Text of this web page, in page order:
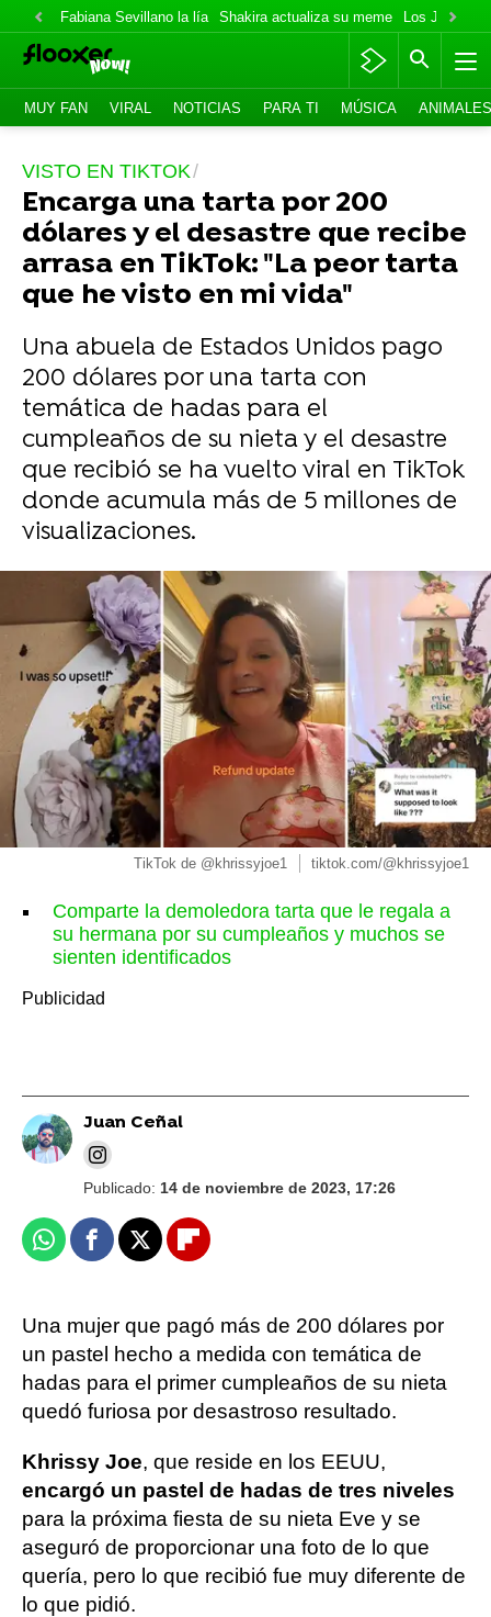
Fabiana Sevillano la lía Shakira actualiza su meme Los Jonas
MUY FAN VIRAL NOTICIAS PARA TI MÚSICA ANIMALES
VISTO EN TIKTOK
Encarga una tarta por 200
dólares y el desastre que recibe
arrasa en TikTok: "La peor tarta
que he visto en mi vida"
Una abuela de Estados Unidos pago
200 dólares por una tarta con
temática de hadas para el
cumpleaños de su nieta y el desastre
que recibió se ha vuelto viral en TikTok
donde acumula más de 5 millones de
visualizaciones.
TikTok de @khrissyjoe1 tiktok.com/@khrissyjoe1
Comparte la demoledora tarta que le regala a
su hermana por su cumpleaños y muchos se
sienten identificados
Juan Ceñal
Publicado: 14 de noviembre de 2023, 17:26
WhatsappFacebook
X Flipboard
Una mujer que pagó más de 200 dólares por
un pastel hecho a medida con temática de
hadas para el primer cumpleaños de su nieta
quedó furiosa por desastroso resultado.
Khrissy Joe, que reside en los EEUU,
encargó un pastel de hadas de tres niveles
para la próxima fiesta de su nieta Eve y se
aseguró de proporcionar una foto de lo que
quería, pero lo que recibió fue muy diferente de
lo que pidió.